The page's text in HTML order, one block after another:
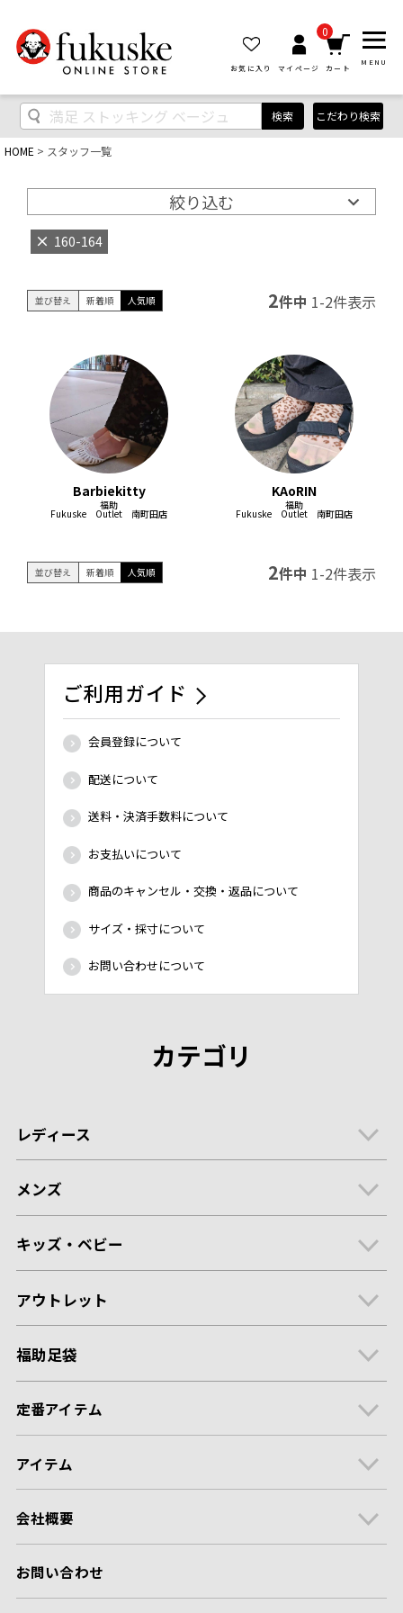
お気に入り マイページ
0
カート
MENU
検索 こだわり検索
HOME スタッフ一覧
絞り込む
160-164
並び替え 新着順 人気順 2件中 1-2件表示
Barbiekitty
福助
Fukuske Outlet 南町田店
KAoRIN
福助
Fukuske Outlet 南町田店
並び替え 新着順 人気順 2件中 1-2件表示
ご利用ガイド
会員登録について
配送について
送料・決済手数料について
お支払いについて
商品のキャンセル・交換・返品について
サイズ・採寸について
お問い合わせについて
カテゴリ
レディース
メンズ
キッズ・ベビー
アウトレット
福助足袋
定番アイテム
アイテム
会社概要
お問い合わせ